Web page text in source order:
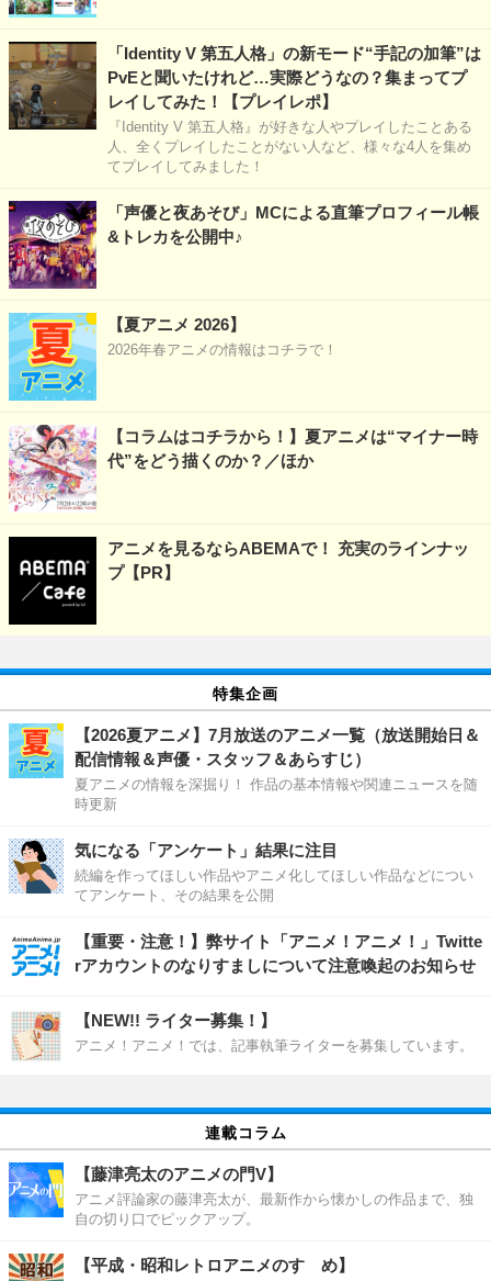
「Identity V 第五人格」の新モード“手記の加筆”は
PvEと聞いたけれど…実際どうなの？集まってプ
レイしてみた！【プレイレポ】
『Identity V 第五人格』が好きな人やプレイしたことある
人、全くプレイしたことがない人など、様々な4人を集め
てプレイしてみました！
「声優と夜あそび」MCによる直筆プロフィール帳
&トレカを公開中♪
【夏アニメ 2026】
2026年春アニメの情報はコチラで！
【コラムはコチラから！】夏アニメは“マイナー時
代”をどう描くのか？／ほか
アニメを見るならABEMAで！ 充実のラインナッ
プ【PR】
特集企画
【2026夏アニメ】7月放送のアニメ一覧（放送開始日＆
配信情報＆声優・スタッフ＆あらすじ）
夏アニメの情報を深掘り！ 作品の基本情報や関連ニュースを随
時更新
気になる「アンケート」結果に注目
続編を作ってほしい作品やアニメ化してほしい作品などについ
てアンケート、その結果を公開
【重要・注意！】弊サイト「アニメ！アニメ！」Twitte
rアカウントのなりすましについて注意喚起のお知らせ
【NEW!! ライター募集！】
アニメ！アニメ！では、記事執筆ライターを募集しています。
連載コラム
【藤津亮太のアニメの門V】
アニメ評論家の藤津亮太が、最新作から懐かしの作品まで、独
自の切り口でピックアップ。
【平成・昭和レトロアニメのすゝめ】